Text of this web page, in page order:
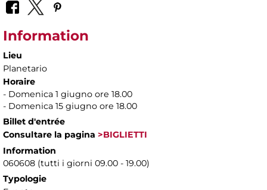
Information
Lieu
Planetario
Horaire
- Domenica 1 giugno ore 18.00
- Domenica 15 giugno ore 18.00
Billet d'entrée
Consultare la pagina >BIGLIETTI
Information
060608 (tutti i giorni 09.00 - 19.00)
Typologie